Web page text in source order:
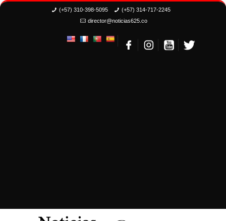
(+57) 310-398-5095
(+57) 314-717-2245
director@noticias625.co